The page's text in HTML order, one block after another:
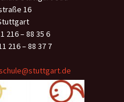
16
216 – 88 35 6
216 – 88 37 7